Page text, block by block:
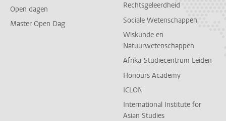
Open dagen
Master Open Dag
Rechtsgeleerdheid
Sociale Wetenschappen
Wiskunde en
Natuurwetenschappen
Afrika-Studiecentrum Leiden
Honours Academy
ICLON
International Institute for
Asian Studies